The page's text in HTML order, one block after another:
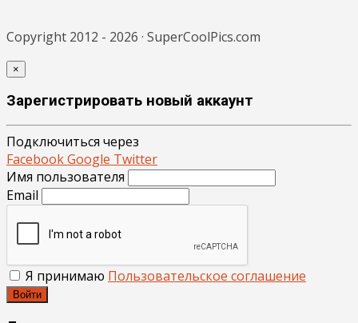
Copyright 2012 - 2026 · SuperCoolPics.com
×
Зарегистрировать новый аккаунт
Подключиться через
FacebookGoogle Twitter
Имя пользователя
Email
Я принимаю Пользовательское соглашение
Войти